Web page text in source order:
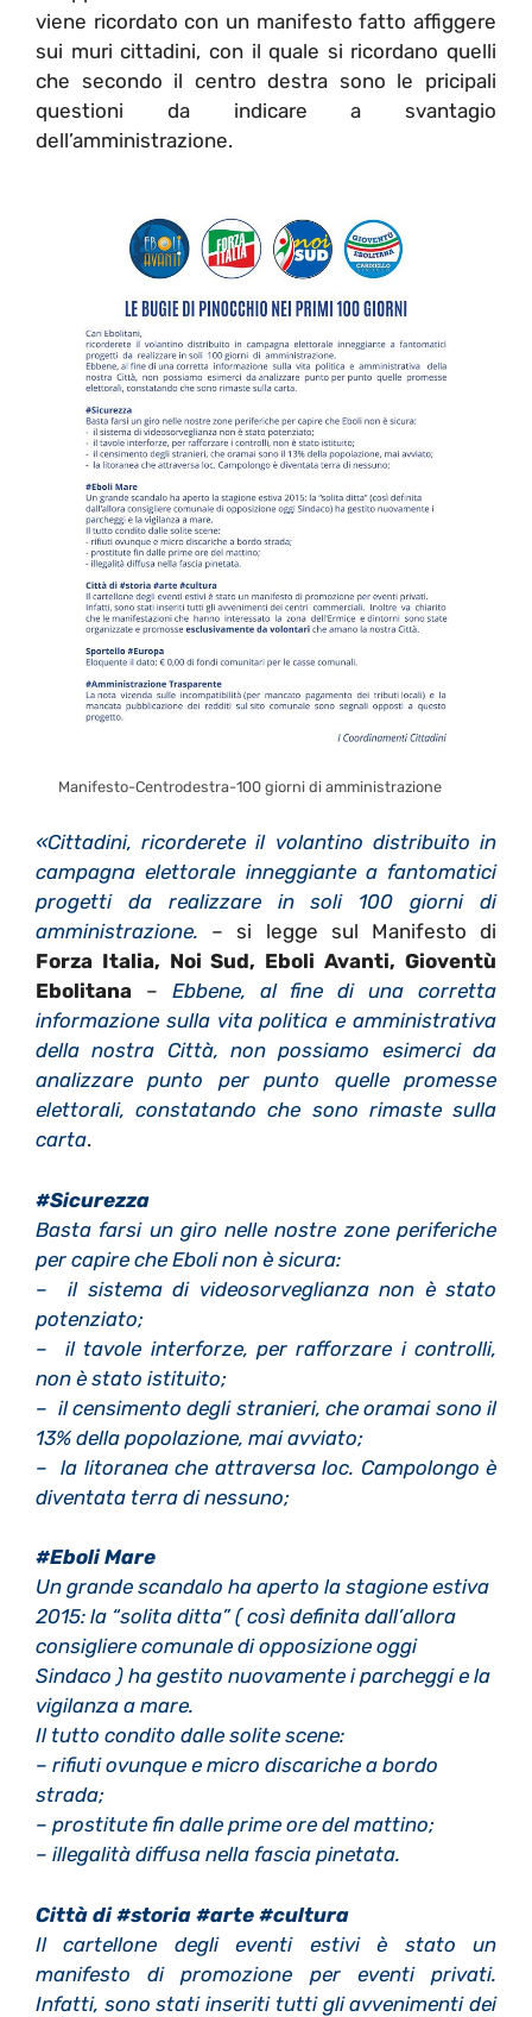
viene ricordato con un manifesto fatto affiggere
sui muri cittadini, con il quale si ricordano quelli
che secondo il centro destra sono le pricipali
questioni da indicare a svantagio
dell’amministrazione.
Manifesto-Centrodestra-100 giorni di amministrazione
«Cittadini, ricorderete il volantino distribuito in
campagna elettorale inneggiante a fantomatici
progetti da realizzare in soli 100 giorni di
amministrazione. – si legge sul Manifesto di
Forza Italia, Noi Sud, Eboli Avanti, Gioventù
Ebolitana – Ebbene, al fine di una corretta
informazione sulla vita politica e amministrativa
della nostra Città, non possiamo esimerci da
analizzare punto per punto quelle promesse
elettorali, constatando che sono rimaste sulla
carta.
#Sicurezza
Basta farsi un giro nelle nostre zone periferiche
per capire che Eboli non è sicura:
– il sistema di videosorveglianza non è stato
potenziato;
– il tavole interforze, per rafforzare i controlli,
non è stato istituito;
– il censimento degli stranieri, che oramai sono il
13% della popolazione, mai avviato;
– la litoranea che attraversa loc. Campolongo è
diventata terra di nessuno;
#Eboli Mare
Un grande scandalo ha aperto la stagione estiva
2015: la “solita ditta” ( così definita dall’allora
consigliere comunale di opposizione oggi
Sindaco ) ha gestito nuovamente i parcheggi e la
vigilanza a mare.
Il tutto condito dalle solite scene:
– rifiuti ovunque e micro discariche a bordo
strada;
– prostitute fin dalle prime ore del mattino;
– illegalità diffusa nella fascia pinetata.
Città di #storia #arte #cultura
Il cartellone degli eventi estivi è stato un
manifesto di promozione per eventi privati.
Infatti, sono stati inseriti tutti gli avvenimenti dei